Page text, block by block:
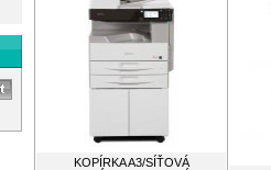
KOPÍRKA A3/SÍŤOVÁ